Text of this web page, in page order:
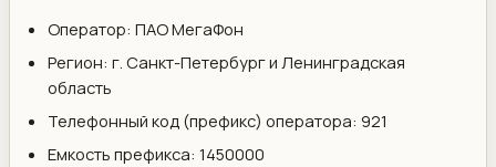
Оператор: ПАО МегаФон
Регион: г. Санкт-Петербург и Ленинградская
область
Телефонный код (префикс) оператора: 921
Емкость префикса: 1450000